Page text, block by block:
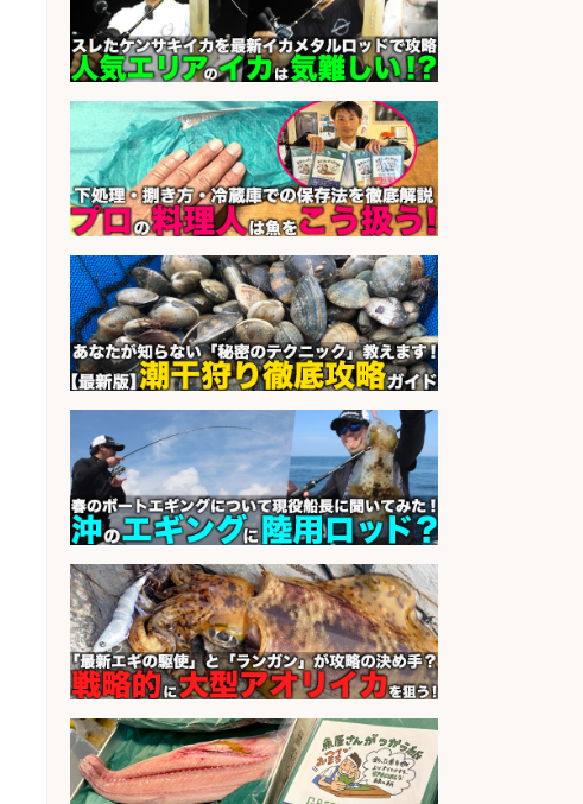
る活気ある職場
会社名
豊洲場外食堂 魚金 豊洲場外食堂
魚金
sponsored by 求人ボックス
バル・バー, 創作・ダイニングバー/
店長・店長候補/名駅/厳選素材を用
いた肉×魚の新感覚バーで店長候補
を募集
会社名
個室 肉バルvs魚バル DESIGN
FOOD MARKET 名古屋駅前店
sponsored by 求人ボックス
さらに求人情報を見る